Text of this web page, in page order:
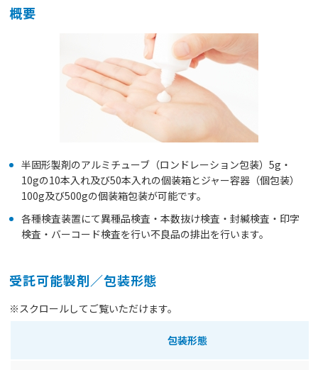
概要
半固形製剤のアルミチューブ（ロンドレーション包装）5g・
10gの10本入れ及び50本入れの個装箱とジャー容器（個包装）
100g及び500gの個装箱包装が可能です。
各種検査装置にて異種品検査・本数抜け検査・封緘検査・印字
検査・バーコード検査を行い不良品の排出を行います。
受託可能製剤／包装形態
※スクロールしてご覧いただけます。
包装形態